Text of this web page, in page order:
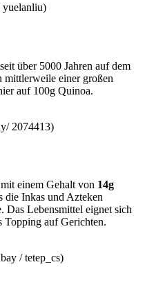
yuelanliu)
über 5000 Jahren auf dem
mittlerweile einer großen
auf 100g Quinoa.
2074413)
einem Gehalt von 14g
die Inkas und Azteken
Das Lebensmittel eignet sich
Topping auf Gerichten.
/ tetep_cs)